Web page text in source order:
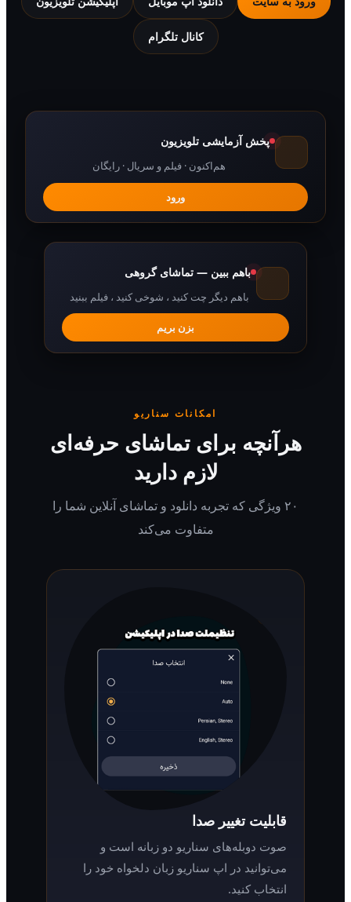
کانال تلگرام
پخش آزمایشی تلویزیون
هم‌اکنون · فیلم و سریال · رایگان
باهم ببین — تماشای گروهی
باهم دیگر چت کنید ، شوخی کنید ، فیلم ببنید
امکانات سناریو
برای تماشای حرفه‌ای
لازم دارید
۲۰ ویژگی که تجربه دانلود و تماشای آنلاین شما را
متفاوت می‌کند
قابلیت تغییر صدا
صوت دوبله‌های سناریو دو زبانه است و
می‌توانید در اپ سناریو زبان دلخواه خود را
انتخاب کنید.